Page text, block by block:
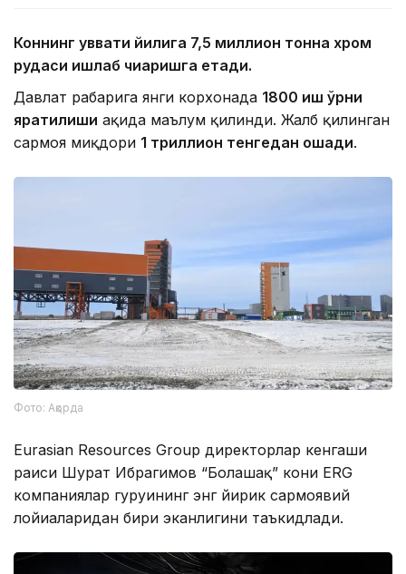
Коннинг қуввати йилига 7,5 миллион тонна хром
рудаси ишлаб чиқаришга етади.
Давлат раҳбарига янги корхонада 1800 иш ўрни
яратилиши ҳақида маълум қилинди. Жалб қилинган
сармоя миқдори 1 триллион тенгедан ошади.
Фото: Ақорда
Eurasian Resources Group директорлар кенгаши
раиси Шуҳрат Ибрагимов “Болашақ” кони ERG
компаниялар гуруҳининг энг йирик сармоявий
лойиҳаларидан бири эканлигини таъкидлади.